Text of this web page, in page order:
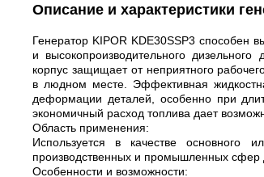
Описание и характеристики
Генератор KIPOR KDE30SSP3 способен
и высокопроизводительного
корпус защищает от неприятного
в людном месте. Эффективная
деформации деталей, особенно при
экономичный расход топлива дает
Область применения:
Используется в качестве основного
производственных и промышленных сфер
Особенности и возможности: